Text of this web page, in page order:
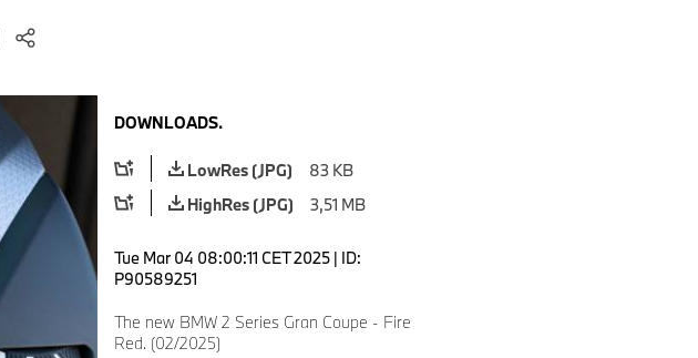
DOWNLOADS.
LowRes (JPG)
83 KB
HighRes (JPG)
3,51 MB
Tue Mar 04 08:00:11 CET 2025 | ID:
P90589251
The new BMW 2 Series Gran Coupe - Fire
Red. (02/2025)